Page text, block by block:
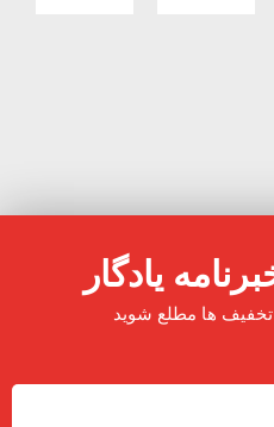
یادگار
تخفیف ها مطلع شوید